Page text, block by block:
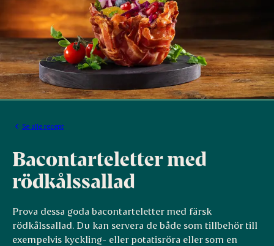
Se alle recept
Bacontarteletter med
rödkålssallad
Prova dessa goda bacontarteletter med färsk
rödkålssallad. Du kan servera de både som tillbehör till
exempelvis kyckling- eller potatisröra eller som en